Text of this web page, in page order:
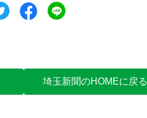
ツイートシェア
埼玉新聞のHOMEに戻る